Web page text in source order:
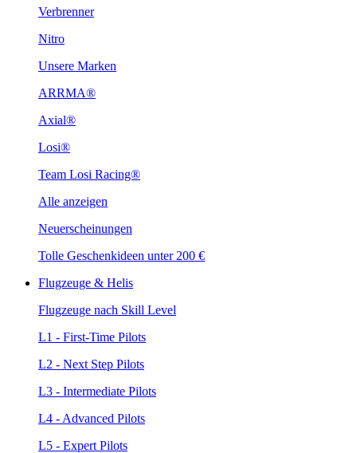
Verbrenner
Nitro
Unsere Marken
ARRMA®
Axial®
Losi®
Team Losi Racing®
Alle anzeigen
Neuerscheinungen
Tolle Geschenkideen unter 200 €
Flugzeuge & Helis
Flugzeuge nach Skill Level
L1 - First-Time Pilots
L2 - Next Step Pilots
L3 - Intermediate Pilots
L4 - Advanced Pilots
L5 - Expert Pilots